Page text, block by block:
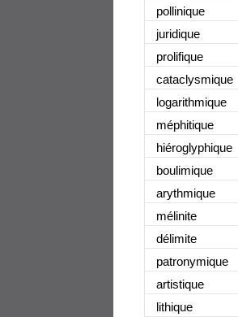
pollinique
juridique
prolifique
cataclysmique
logarithmique
méphitique
hiéroglyphique
boulimique
arythmique
mélinite
délimite
patronymique
artistique
lithique